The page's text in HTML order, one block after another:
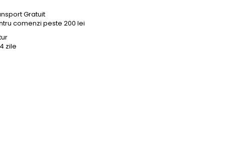
Gratuit
comenzi peste 200 lei
zile